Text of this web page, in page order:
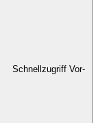
Schnellzugriff Vor-